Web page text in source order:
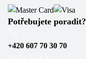
Potřebujete poradit?
+420 607 70 30 70